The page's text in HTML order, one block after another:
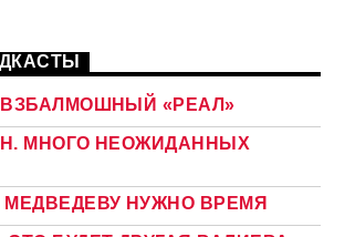
«РЕАЛ»
МНОГО НЕОЖИДАННЫХ
МЕДВЕДЕВУ НУЖНО ВРЕМЯ